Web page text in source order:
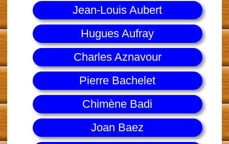
Jean-Louis Aubert
Hugues Aufray
Charles Aznavour
Pierre Bachelet
Chimène Badi
Joan Baez